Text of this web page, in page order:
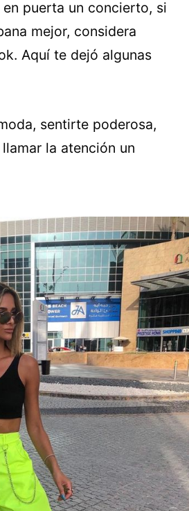
puerta un concierto, si
mejor, considera
Aquí te dejó algunas
sentirte poderosa,
la atención un